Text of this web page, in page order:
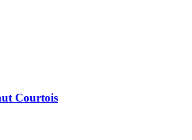
Courtois